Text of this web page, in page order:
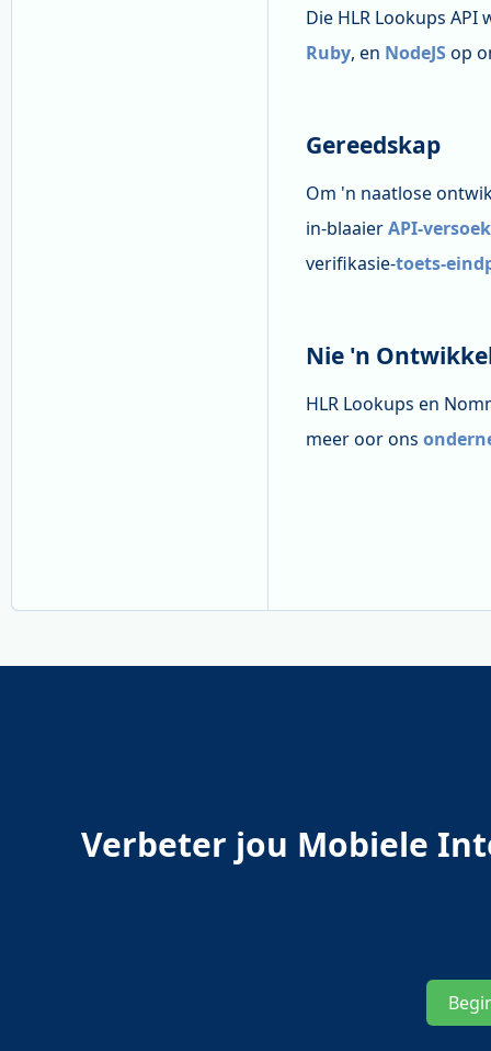
Die HLR Lookups
Ruby, en NodeJSop
Gereedskap
Om 'n naatlose
in-blaaierAPI-
verifikasie-toets-
Nie 'n
HLR Lookups en
meer oor ons
Verbeter jou Mobiele